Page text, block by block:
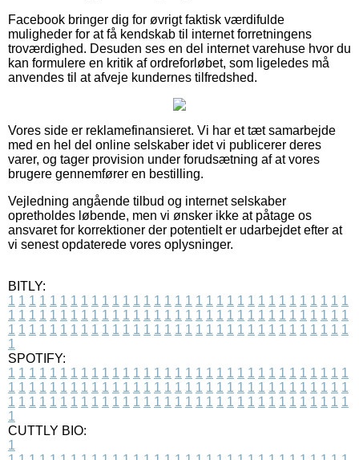
Facebook bringer dig for øvrigt faktisk værdifulde
muligheder for at få kendskab til internet forretningens
troværdighed. Desuden ses en del internet varehuse hvor du
kan formulere en kritik af ordreforløbet, som ligeledes må
anvendes til at afveje kundernes tilfredshed.
Vores side er reklamefinansieret. Vi har et tæt samarbejde
med en hel del online selskaber idet vi publicerer deres
varer, og tager provision under forudsætning af at vores
brugere gennemfører en bestilling.
Vejledning angående tilbud og internet selskaber
opretholdes løbende, men vi ønsker ikke at påtage os
ansvaret for korrektioner der potentielt er udarbejdet efter at
vi senest opdaterede vores oplysninger.
BITLY:
1 1 1 1 1 1 1 1 1 1 1 1 1 1 1 1 1 1 1 1 1 1 1 1 1 1 1 1 1 1 1 1 1
1 1 1 1 1 1 1 1 1 1 1 1 1 1 1 1 1 1 1 1 1 1 1 1 1 1 1 1 1 1 1 1 1
1 1 1 1 1 1 1 1 1 1 1 1 1 1 1 1 1 1 1 1 1 1 1 1 1 1 1 1 1 1 1 1 1
1
SPOTIFY:
1 1 1 1 1 1 1 1 1 1 1 1 1 1 1 1 1 1 1 1 1 1 1 1 1 1 1 1 1 1 1 1 1
1 1 1 1 1 1 1 1 1 1 1 1 1 1 1 1 1 1 1 1 1 1 1 1 1 1 1 1 1 1 1 1 1
1 1 1 1 1 1 1 1 1 1 1 1 1 1 1 1 1 1 1 1 1 1 1 1 1 1 1 1 1 1 1 1 1
1
CUTTLY BIO:
1